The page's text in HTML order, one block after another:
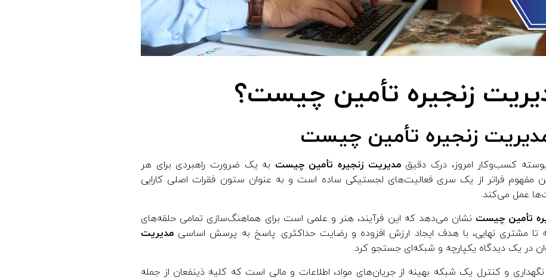
زنجیره تأمین چیست؟
زنجیره تأمین چیست
کسب‌وکار امروز، درک دقیقمدیریت زنجیره تأمین چیست به یک ضرورت راهبردی برای هر
مفهوم فراتر از یک سری فعالیت‌های لجستیکی ساده است و به عنوان ستون فقرات اصلی کارایی
عمل می‌کند.
تأمین چیست نشان می‌دهد که این فرآیند، هنر و علمی است برای هماهنگ‌سازی تمامی حلقه‌های
تا مشتری نهایی، با هدف ایجاد ارزش افزوده و رضایت حداکثری. پاسخ به پرسش اساسی مدیریت
در یک دیدگاه یکپارچه و شبکه‌ای جستجو کرد.
نگهداری و کنترل یک شبکه بهینه از جریان‌های مواد، اطلاعات و مالی است که کلیه ذینفعان از جمله